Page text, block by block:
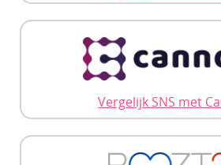
Vergelijk SNS met